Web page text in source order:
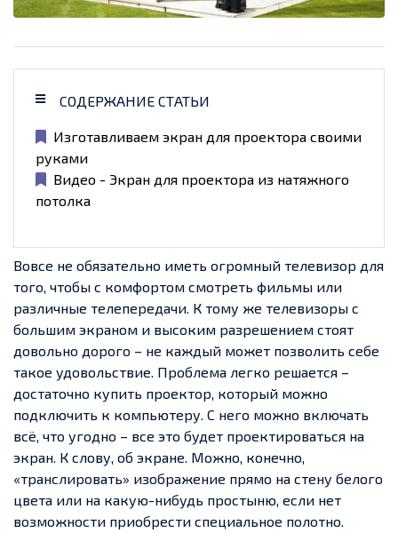
СОДЕРЖАНИЕ СТАТЬИ
Изготавливаем экран для проектора своими
руками
Видео - Экран для проектора из натяжного
потолка
Вовсе не обязательно иметь огромный телевизор для
того, чтобы с комфортом смотреть фильмы или
различные телепередачи. К тому же телевизоры с
большим экраном и высоким разрешением стоят
довольно дорого – не каждый может позволить себе
такое удовольствие. Проблема легко решается –
достаточно купить проектор, который можно
подключить к компьютеру. С него можно включать
всё, что угодно – все это будет проектироваться на
экран. К слову, об экране. Можно, конечно,
«транслировать» изображение прямо на стену белого
цвета или на какую-нибудь простыню, если нет
возможности приобрести специальное полотно.